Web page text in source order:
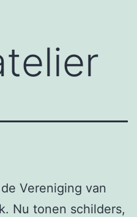
Vereniging van
Nu tonen schilders,